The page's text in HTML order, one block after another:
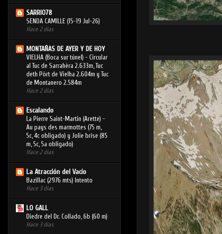
SARRIO78
SENDA CAMILLE (15-19 Jul-26)
Hace 2 días
MONTAÑAS DE AYER Y DE HOY
VIELHA (Boca sur túnel) - Circular
al Tuc de Sarrahèra 2.633m, Tuc
deth Pòrt de Vielha 2.604m y Tuc
de Montanero 2.584m
Hace 2 días
Escalando
La Pierre Saint-Martin (Arette) -
Au pays des marmottes (75 m,
5c, 4c obligado) y Jolie brise (85
m, 5c, 5a obligado)
Hace 2 días
La Atracción del Vacío
Bazillac (2976 mts) Intento
Hace 3 días
LO GALL
Diedre del Dr. Collado, 6b (60 m)
Hace 3 días